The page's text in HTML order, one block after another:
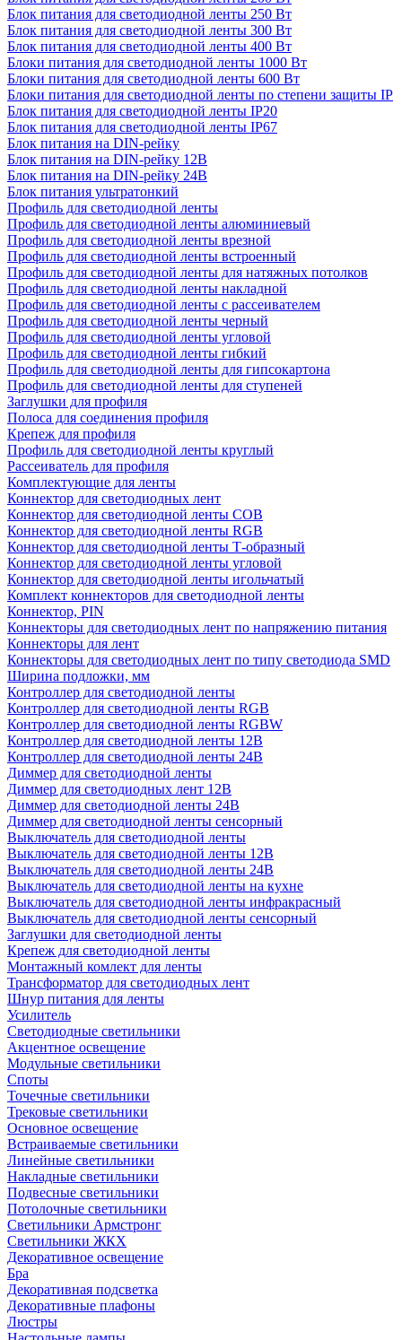
Блок питания для светодиодной ленты 250 Вт
Блок питания для светодиодной ленты 300 Вт
Блок питания для светодиодной ленты 400 Вт
Блоки питания для светодиодной ленты 1000 Вт
Блоки питания для светодиодной ленты 600 Вт
Блоки питания для светодиодной ленты по степени защиты IP
Блок питания для светодиодной ленты IP20
Блок питания для светодиодной ленты IP67
Блок питания на DIN-рейку
Блок питания на DIN-рейку 12В
Блок питания на DIN-рейку 24В
Блок питания ультратонкий
Профиль для светодиодной ленты
Профиль для светодиодной ленты алюминиевый
Профиль для светодиодной ленты врезной
Профиль для светодиодной ленты встроенный
Профиль для светодиодной ленты для натяжных потолков
Профиль для светодиодной ленты накладной
Профиль для светодиодной ленты с рассеивателем
Профиль для светодиодной ленты черный
Профиль для светодиодной ленты угловой
Профиль для светодиодной ленты гибкий
Профиль для светодиодной ленты для гипсокартона
Профиль для светодиодной ленты для ступеней
Заглушки для профиля
Полоса для соединения профиля
Крепеж для профиля
Профиль для светодиодной ленты круглый
Рассеиватель для профиля
Комплектующие для ленты
Коннектор для светодиодных лент
Коннектор для светодиодной ленты COB
Коннектор для светодиодной ленты RGB
Коннектор для светодиодной ленты Т-образный
Коннектор для светодиодной ленты угловой
Коннектор для светодиодной ленты игольчатый
Комплект коннекторов для светодиодной ленты
Коннектор, PIN
Коннекторы для светодиодных лент по напряжению питания
Коннекторы для лент
Коннекторы для светодиодных лент по типу светодиода SMD
Ширина подложки, мм
Контроллер для светодиодной ленты
Контроллер для светодиодной ленты RGB
Контроллер для светодиодной ленты RGBW
Контроллер для светодиодной ленты 12В
Контроллер для светодиодной ленты 24В
Диммер для светодиодной ленты
Диммер для светодиодных лент 12В
Диммер для светодиодной ленты 24В
Диммер для светодиодной ленты сенсорный
Выключатель для светодиодной ленты
Выключатель для светодиодной ленты 12В
Выключатель для светодиодной ленты 24В
Выключатель для светодиодной ленты на кухне
Выключатель для светодиодной ленты инфракрасный
Выключатель для светодиодной ленты сенсорный
Заглушки для светодиодной ленты
Крепеж для светодиодной ленты
Монтажный комлект для ленты
Трансформатор для светодиодных лент
Шнур питания для ленты
Усилитель
Светодиодные светильники
Акцентное освещение
Модульные светильники
Споты
Точечные светильники
Трековые светильники
Основное освещение
Встраиваемые светильники
Линейные светильники
Накладные светильники
Подвесные светильники
Потолочные светильники
Светильники Армстронг
Светильники ЖКХ
Декоративное освещение
Бра
Декоративная подсветка
Декоративные плафоны
Люстры